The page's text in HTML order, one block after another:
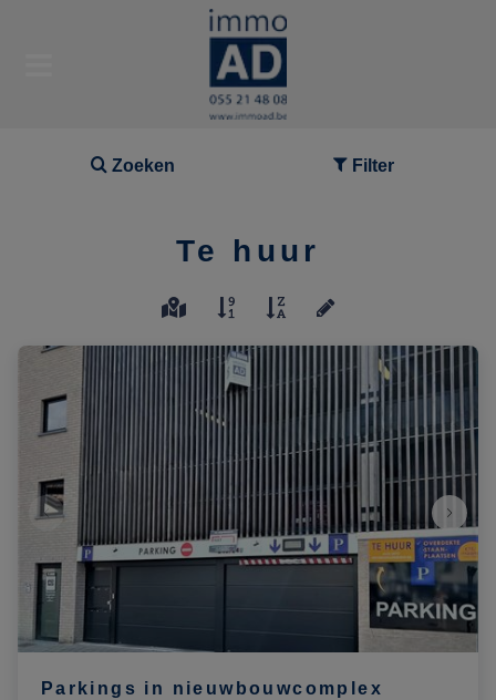
Zoeken Filter
Te huur
Parkings in nieuwbouwcomplex